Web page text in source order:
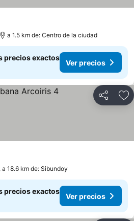
a 1.5 km de: Centro de la ciudad
precios exactos
Ver precios
Compartir
a 18.6 km de: Sibundoy
precios exactos
Ver precios